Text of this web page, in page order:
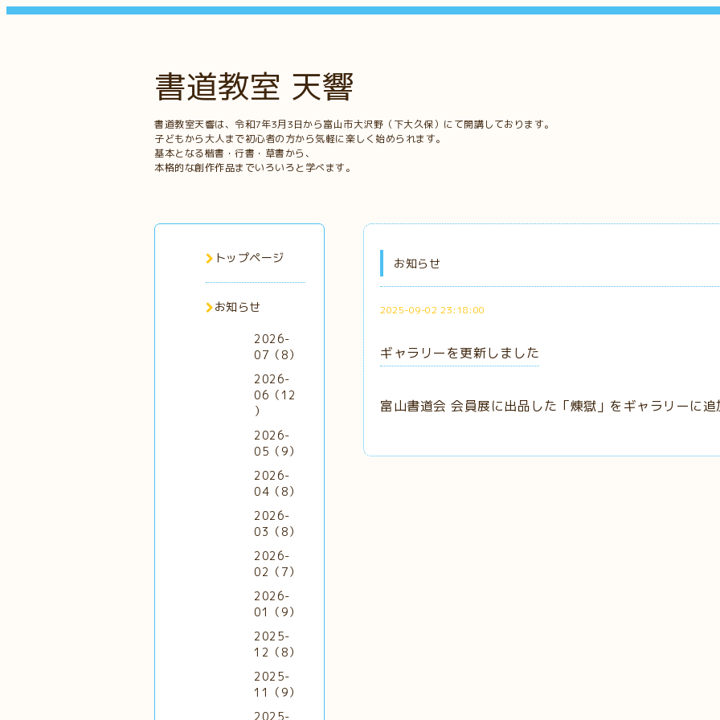
書道教室 天響
書道教室天響は、令和7年3月3日から富山市大沢野（下大久保）にて開講しております。
子どもから大人まで初心者の方から気軽に楽しく始められます。
基本となる楷書・行書・草書から、
本格的な創作作品までいろいろと学べます。
お知らせ
2025-09-02 23:18:00
ギャラリーを更新しました
富山書道会 会員展に出品した「煉獄」をギャラリーに追
トップページ
お知らせ
2026-
07（8）
2026-
06（12
）
2026-
05（9）
2026-
04（8）
2026-
03（8）
2026-
02（7）
2026-
01（9）
2025-
12（8）
2025-
11（9）
2025-